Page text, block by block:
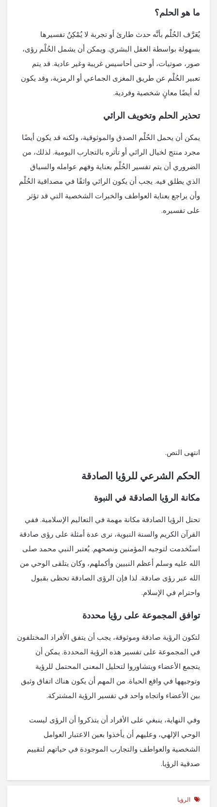
ما هو الحلم؟
يُعَرَّف الحُلْم بأنَّه حدث طارئ أو تجربة لا يُمْكِنُ تفسيرها
بسهولة بواسطة العقل البشري. ويمكن أن يشمل الحُلْم رؤى،
صور، صوتيات، أو حتى أحاسيس غريبة وغير عادية. قد يتم
تعبير الحُلْم عن طريق المغزى الجماعي أو الرمزية، وقد يكون
له أيضًا معانٍ شخصية وفردية.
تحذير الحلم وتخويف الرائي
يمكن أن يحمل الحُلْم الصدق والموثوقية، ولكنه قد يكون أيضًا
مجرد منتج لخيال الرائي أو تأثره بالتجارب اليومية. لذلك، من
الضروري أن يتم تفسير الحُلْم بعناية وفهم عوامله والسياق
الذي يطلق فيه. يجب أن يكون الرائي واثقًا في مصداقية الحُلْم
وأن يراجع بعناية العواطف والخبرات الشخصية التي قد تؤثر
على تفسيره.
انتهى النص.
الحكم الشرعي للرؤيا الصادقة
مكانة الرؤيا الصادقة في النبوة
تحتل الرؤيا الصادقة مكانة مهمة في التعاليم الإسلامية. ففي
القرآن الكريم والسنة النبوية، نرى عدة أمثلة على رؤى صادقة
استُخدمت لتوجيه المؤمنين ونصحهم. يُعتبر النبي محمد صلى
الله عليه وسلم أعظم النبيين وأكملهم، وكان يتلقى الوحي من
الله عبر رؤى صادقة. لذا فإن الرؤى الصادقة تحظى بقبول
واحترام في الإسلام.
توافق المجموعة على رؤيا محددة
لتكون الرؤية صادقة وموثوقة، يجب أن يتفق الأفراد المختلفون
في المجموعة على تفسير هذه الرؤية المحددة. يمكن أن
يتجمع الأعضاء ويتشاوروا لتحليل المعنى المحتمل للرؤية
وتوجيهها في واقع الحياة. من المهم أن يكون هناك اتفاق وثيق
بين الأعضاء واتجاه واحد في تفسير الرؤية المشتركة.
وفي النهاية، ينبغي على الأفراد أن يتذكروا أن الرؤى ليست
الوحي الإلهي، وعليهم أن يأخذوا بعين الاعتبار العوامل
الشخصية والعواطف والتجارب الموجودة في حياتهم لتقييم
صدقية الرؤيا.
الرؤيا